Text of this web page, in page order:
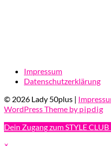
Impressum
Datenschutzerklärung
© 2026 Lady 50plus |
WordPress Theme by pipdig
Dein Zugang zum STYLE